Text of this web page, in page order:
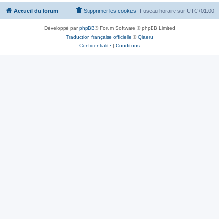
Accueil du forum Fuseau horaire sur UTC+01:00
Supprimer les cookies
Développé parphpBB® Forum Software © phpBB Limited
Traduction française officielle ©Qiaeru
Confidentialité | Conditions